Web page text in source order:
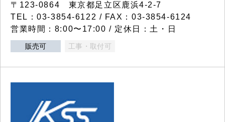
〒123-0864 東京都足立区鹿浜4-2-7
TEL：03-3854-6122 / FAX：03-3854-6124
営業時間：8:00〜17:00 / 定休日：土・日
販売可 工事・取付可